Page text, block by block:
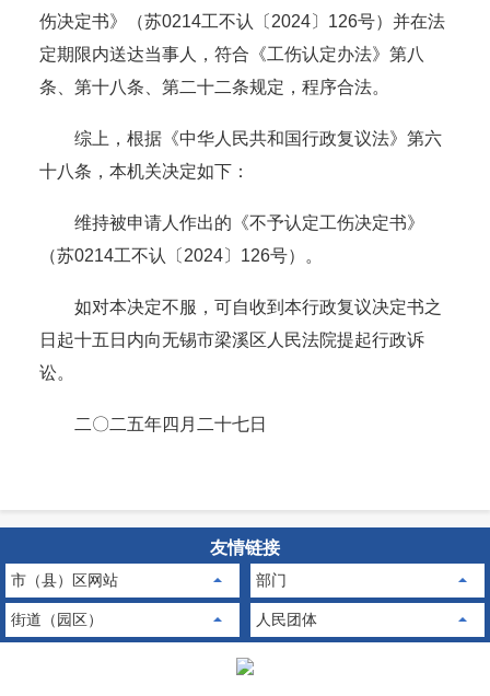
伤决定书》（苏0214工不认〔2024〕126号）并在法
定期限内送达当事人，符合《工伤认定办法》第八
条、第十八条、第二十二条规定，程序合法。
综上，根据《中华人民共和国行政复议法》第六
十八条，本机关决定如下：
维持被申请人作出的《不予认定工伤决定书》
（苏0214工不认〔2024〕126号）。
如对本决定不服，可自收到本行政复议决定书之
日起十五日内向无锡市梁溪区人民法院提起行政诉
讼。
二〇二五年四月二十七日
友情链接
市（县）区网站 部门
街道（园区） 人民团体